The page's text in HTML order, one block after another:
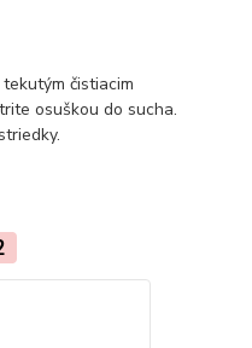
čistiacim
osuškou do sucha.